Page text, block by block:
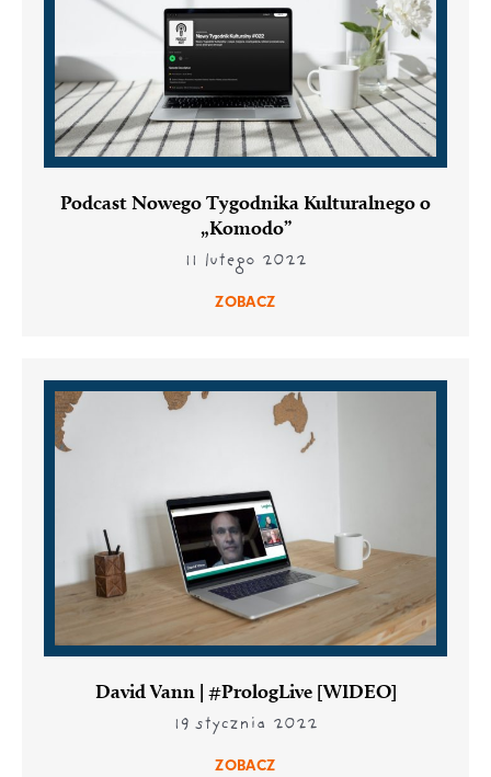
Podcast Nowego Tygodnika Kulturalnego o
„Komodo”
11 lutego 2022
ZOBACZ
David Vann | #PrologLive [WIDEO]
19 stycznia 2022
ZOBACZ